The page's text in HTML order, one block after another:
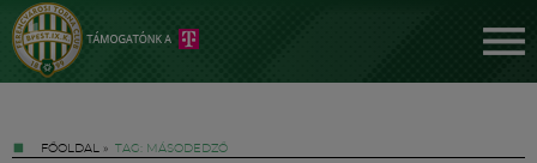
FŐOLDAL » TAG: MÁSODEDZŐ